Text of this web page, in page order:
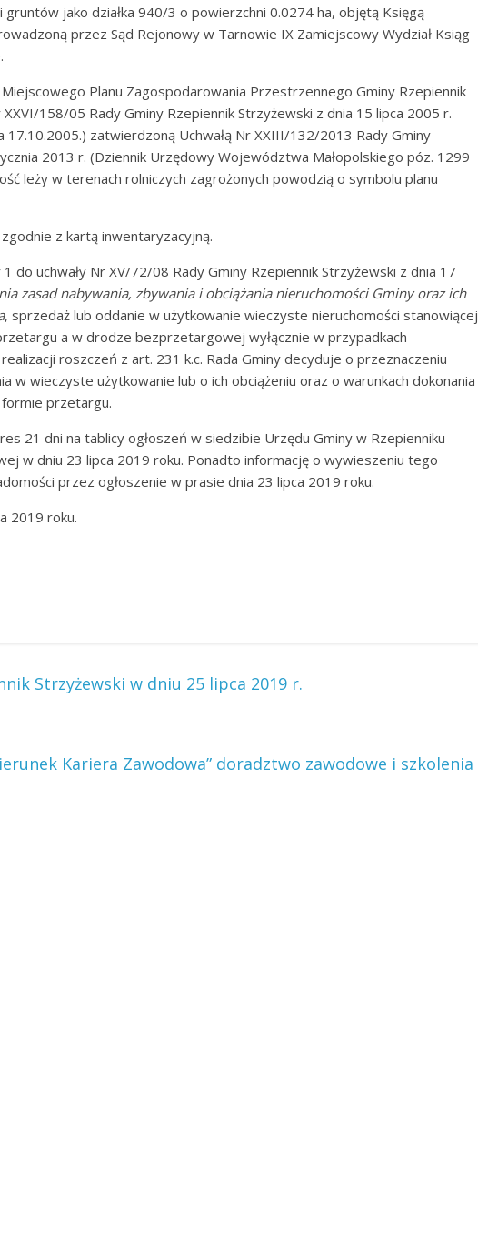
jako działka 940/3 o powierzchni 0.0274 ha, objętą Księgą
przez Sąd Rejonowy w Tarnowie IX Zamiejscowy Wydział Ksiąg
Planu Zagospodarowania Przestrzennego Gminy Rzepiennik
158/05 Rady Gminy Rzepiennik Strzyżewski z dnia 15 lipca 2005 r.
17.10.2005.) zatwierdzoną Uchwałą Nr XXIII/132/2013 Rady Gminy
2013 r. (Dziennik Urzędowy Województwa Małopolskiego póz. 1299
leży w terenach rolniczych zagrożonych powodzią o symbolu planu
z kartą inwentaryzacyjną.
1 do uchwały Nr XV/72/08 Rady Gminy Rzepiennik Strzyżewski z dnia 17
zasad nabywania, zbywania i obciążania nieruchomości Gminy oraz ich
, sprzedaż lub oddanie w użytkowanie wieczyste nieruchomości stanowiącej
a w drodze bezprzetargowej wyłącznie w przypadkach
roszczeń z art. 231 k.c. Rada Gminy decyduje o przeznaczeniu
w wieczyste użytkowanie lub o ich obciążeniu oraz o warunkach dokonania
przetargu.
21 dni na tablicy ogłoszeń w siedzibie Urzędu Gminy w Rzepienniku
w dniu 23 lipca 2019 roku. Ponadto informację o wywieszeniu tego
przez ogłoszenie w prasie dnia 23 lipca 2019 roku.
2019 roku.
Strzyżewski w dniu 25 lipca 2019 r.
Kariera Zawodowa” doradztwo zawodowe i szkolenia